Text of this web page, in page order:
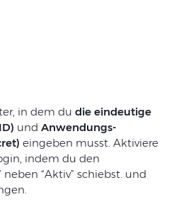
in dem du die eindeutige
und Anwendungs-
eingeben musst. Aktiviere
indem du den
neben “Aktiv” schiebst. und